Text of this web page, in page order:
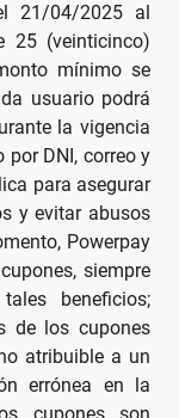
21/04/2025 al
25 (veinticinco)
mínimo se
usuario podrá
la vigencia
DNI, correo y
para asegurar
y evitar abusos
Powerpay
siempre
beneficios;
de los cupones
atribuible a un
errónea en la